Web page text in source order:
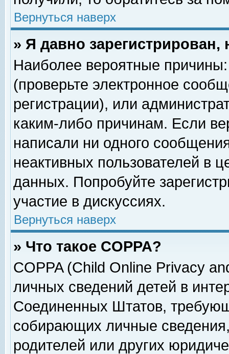
Вернуться наверх
» Я давно
Наиболее вероятные
(проверьте электронное
регистрации), или
каким-либо причинам. Если
написали ни одного
неактивных пользователей в
данных. Попробуйте
участие в дискуссиях.
Вернуться наверх
» Что такое COPPA?
COPPA (Child Online Privacy
личных сведений детей в
Соединенных Штатов,
собирающих личные
родителей или других